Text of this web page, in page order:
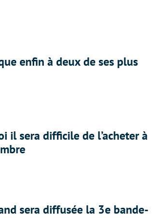
enfin à deux de ses plus
il sera difficile de l’acheter à
sera diffusée la 3e bande-